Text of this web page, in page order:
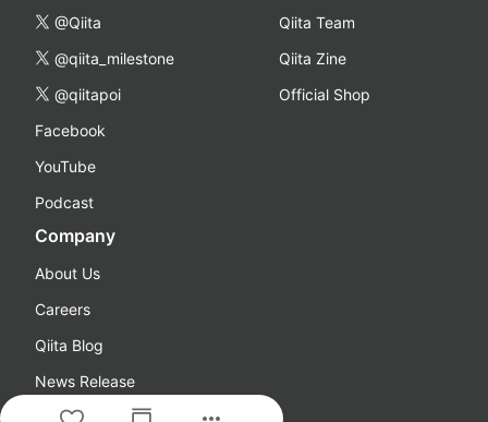
@Qiita
@qiita_milestone
@qiitapoi
Facebook
YouTube
Podcast
Qiita Team
Qiita Zine
Official Shop
Company
About Us
Careers
Qiita Blog
News Release